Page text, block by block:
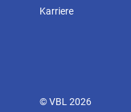
Karriere
© VBL 2026